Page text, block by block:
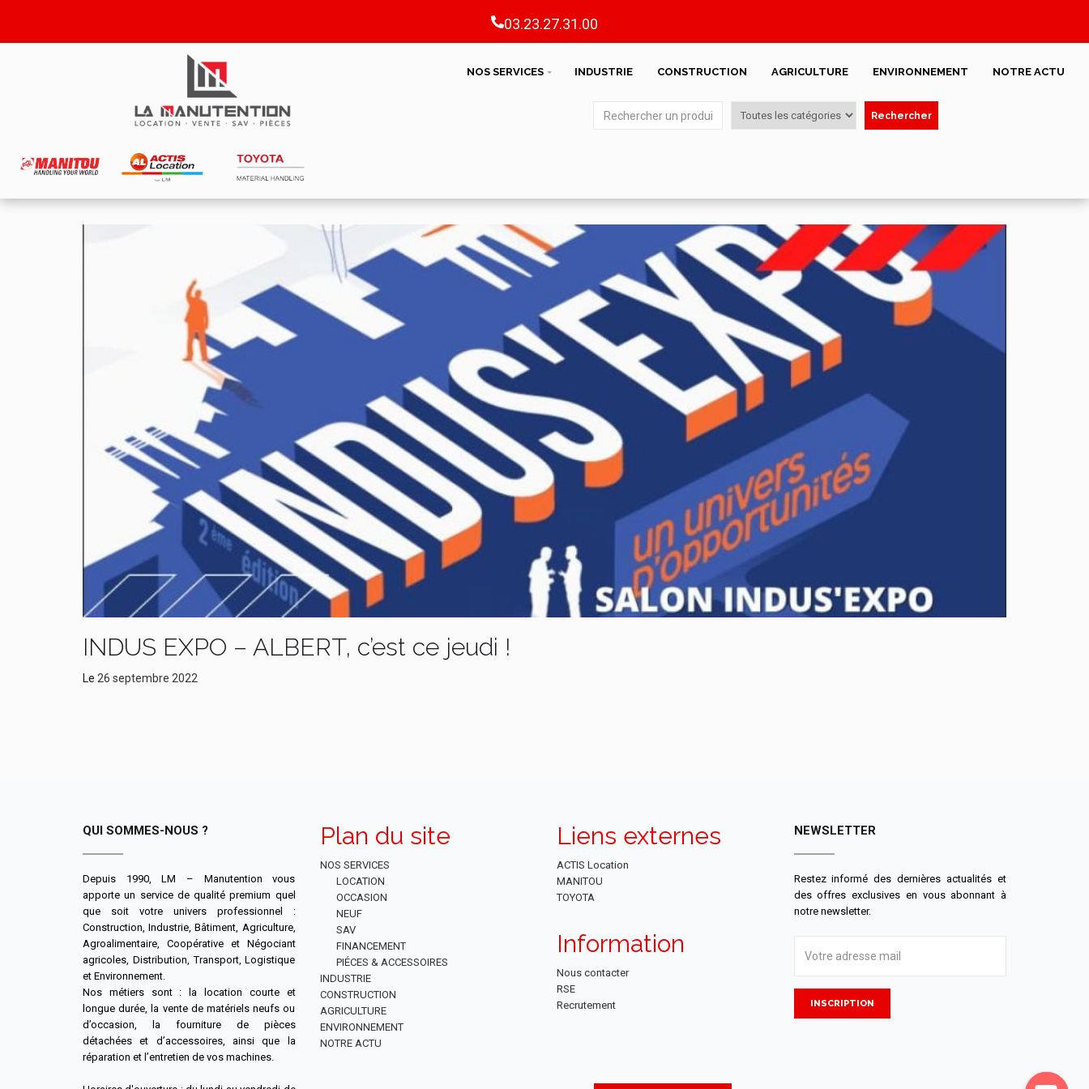
03.23.27.31.00
NOS SERVICES INDUSTRIE CONSTRUCTION AGRICULTURE ENVIRONNEMENT NOTRE ACTU
Rechercher
INDUS EXPO – ALBERT, c’est ce jeudi !
Le 26 septembre 2022
QUI SOMMES-NOUS ?
Depuis 1990, LM – Manutention vous
apporte un service de qualité premium quel
que soit votre univers professionnel :
Construction, Industrie, Bâtiment, Agriculture,
Agroalimentaire, Coopérative et Négociant
agricoles, Distribution, Transport, Logistique
et Environnement.
Nos métiers sont : la location courte et
longue durée, la vente de matériels neufs ou
d’occasion, la fourniture de pièces
détachées et d’accessoires, ainsi que la
réparation et l’entretien de vos machines.
Plan du site
NOS SERVICES
LOCATION
OCCASION
NEUF
SAV
FINANCEMENT
PIÉCES & ACCESSOIRES
INDUSTRIE
CONSTRUCTION
AGRICULTURE
ENVIRONNEMENT
NOTRE ACTU
Liens externes
ACTIS Location
MANITOU
TOYOTA
Information
Nous contacter
RSE
Recrutement
NEWSLETTER
Restez informé des dernières actualités et
des offres exclusives en vous abonnant à
notre newsletter.
INSCRIPTION